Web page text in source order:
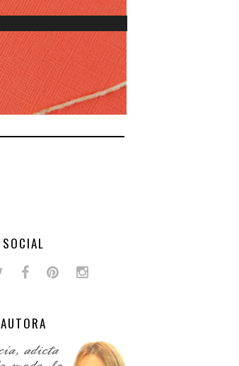
SOCIAL
AUTORA